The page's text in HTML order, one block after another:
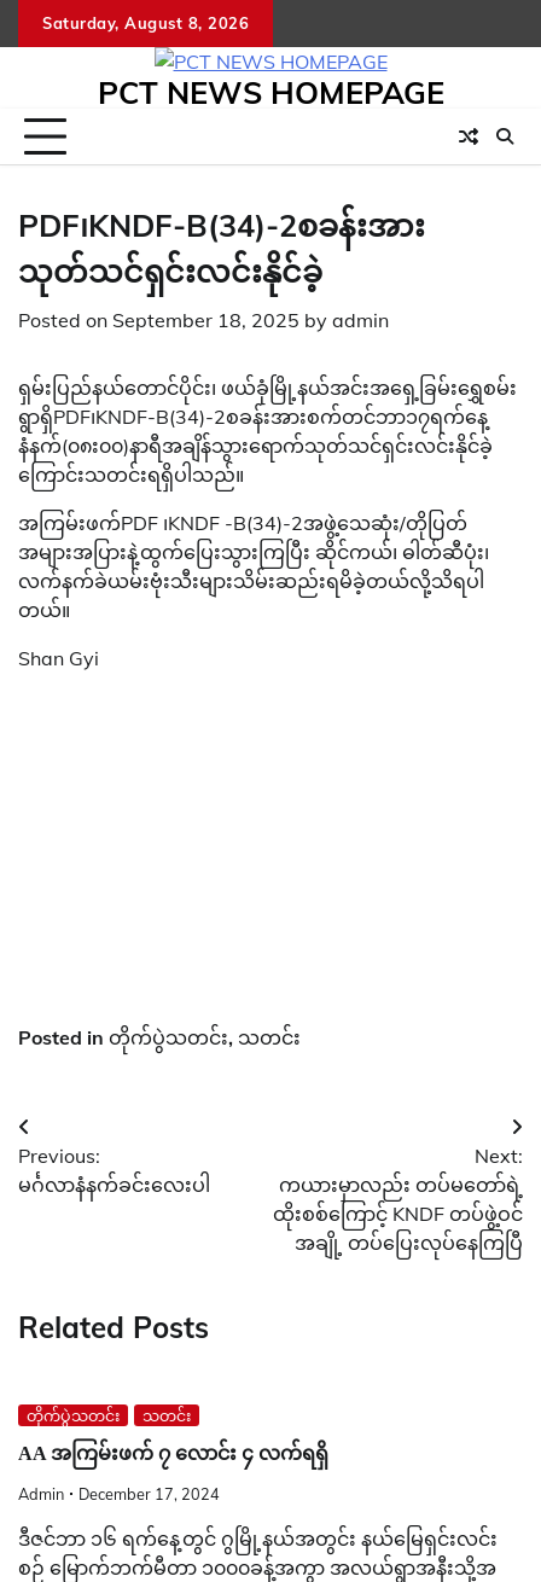
to
Saturday, August 8, 2026
PCT NEWS HOMEPAGE
PDF၊KNDF-B(34)-2စခန်းအား
သုတ်သင်ရှင်းလင်းနိုင်ခဲ့
Posted on September 18, 2025 by admin
ရှမ်းပြည်နယ်တောင်ပိုင်း၊ ဖယ်ခုံမြို့နယ်အင်းအရှေ့ခြမ်းရွှေစမ်း
ရွာရှိPDF၊KNDF-B(34)-2စခန်းအားစက်တင်ဘာ၁၇ရက်နေ့
နံနက်(၀၈း၀၀)နာရီအချိန်သွားရောက်သုတ်သင်ရှင်းလင်းနိုင်ခဲ့
ကြောင်းသတင်းရရှိပါသည်။
အကြမ်းဖက်PDF ၊KNDF -B(34)-2အဖွဲ့သေဆုံး/တိုပြတ်
အများအပြားနဲ့ထွက်ပြေးသွားကြပြီး ဆိုင်ကယ်၊ ဓါတ်ဆီပုံး၊
လက်နက်ခဲယမ်းဗုံးသီးများသိမ်းဆည်းရမိခဲ့တယ်လို့သိရပါ
တယ်။
Shan Gyi
Posted in တိုက်ပွဲသတင်း, သတင်း
Post
navigation
Previous:
မင်္ဂလာနံနက်ခင်းလေးပါ
Next:
ကယားမှာလည်း တပ်မတော်ရဲ့
ထိုးစစ်ကြောင့် KNDF တပ်ဖွဲ့ဝင်
အချို့ တပ်ပြေးလုပ်နေကြပြီ
Related Posts
တိုက်ပွဲသတင်း သတင်း
AA အကြမ်းဖက် ၇ လောင်း ၄ လက်ရရှိ
Admin December 17, 2024
ဒီဇင်ဘာ ၁၆ ရက်နေ့တွင် ဂွမြို့နယ်အတွင်း နယ်မြေရှင်းလင်း
စဉ် မြောက်ဘက်မီတာ ၁၀၀၀ခန့်အကွာ အလယ်ရွာအနီးသို့အ